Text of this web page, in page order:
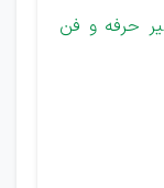
حرفه و فن